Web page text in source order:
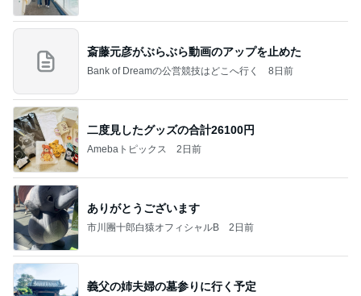
斎藤元彦がぶらぶら動画のアップを止めた
Bank of Dreamの公営競技はどこへ行く 8日前
二度見したグッズの合計26100円
Amebaトピックス 2日前
ありがとうございます
市川團十郎白猿オフィシャルB 2日前
義父の姉夫婦の墓参りに行く予定